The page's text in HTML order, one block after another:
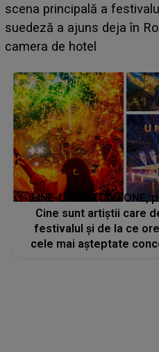
luat prin surprindere pe
BĂIATUL VIZAT de
faptului împlinit, A
LINE-UP UNTOLD ONE,
Cine sunt artiștii care
festivalul și de la ce
cele mai așteptate